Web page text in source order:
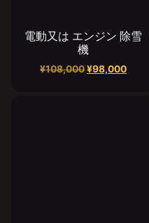
電動又は エンジン 除雪
機
¥108,000¥98,000